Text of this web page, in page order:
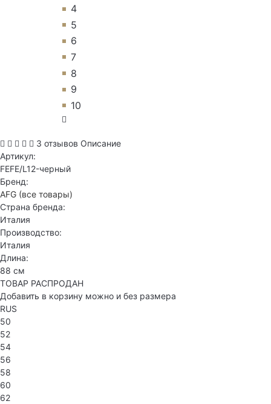
4
5
6
7
8
9
10
3 отзывов Описание
Артикул:
FEFE/L12-черный
Бренд:
AFG (все товары)
Страна бренда:
Италия
Производство:
Италия
Длина:
88 см
ТОВАР РАСПРОДАН
Добавить в корзину можно и без размера
RUS
50
52
54
56
58
60
62